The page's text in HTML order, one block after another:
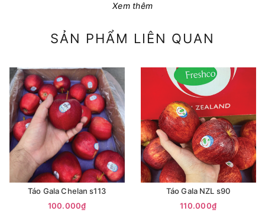
Xem thêm
SẢN PHẨM LIÊN QUAN
Táo Gala Chelan s113
100.000₫
Táo Gala NZL s90
110.000₫